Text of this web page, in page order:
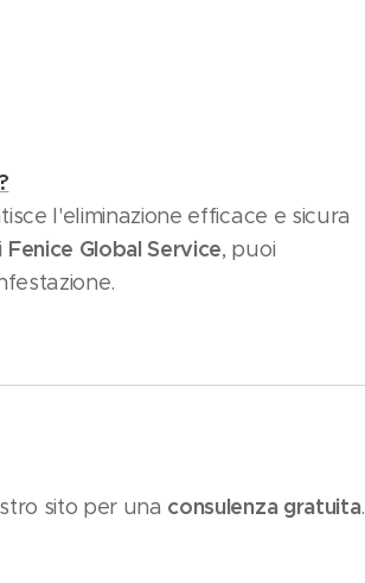
l'eliminazione efficace e sicura
Fenice Global Service, puoi
sito per una consulenza gratuita.